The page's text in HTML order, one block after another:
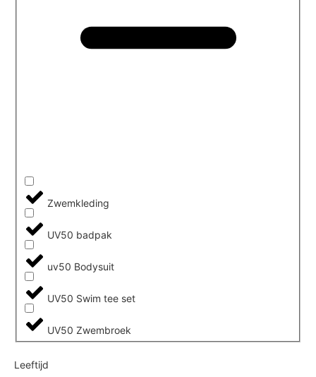
Zwemkleding
UV50 badpak
uv50 Bodysuit
UV50 Swim tee set
UV50 Zwembroek
Leeftijd